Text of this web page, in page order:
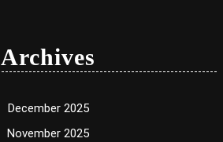
Archives
December 2025
November 2025